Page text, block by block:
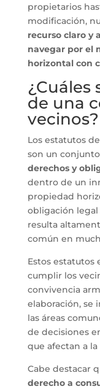
propietarios
modificación,
recurso claro y
navegar por el
horizontal con
¿Cuáles
de una
vecinos?
Los estatutos
son un
derechos y
dentro de un
propiedad
obligación legal
resulta
común en
Estos estatutos
cumplir los
convivencia
elaboración, se
las áreas
de decisiones
que afectan a
Cabe destacar
derecho a